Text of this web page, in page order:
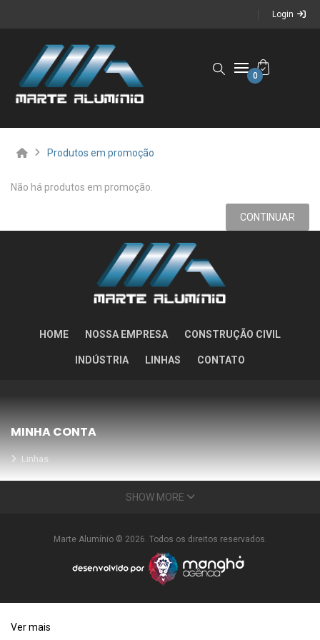
Login
0
Produtos em promoção
Não há produtos em promoção.
CONTINUAR
HOME NOSSA EMPRESA CONSTRUÇÃO CIVIL
INDÚSTRIA LINHAS CONTATO
MINHA CONTA
Linhas
Meus Orçamentos
Condições Especiais
Garantia de Qualidade
SHOW MORE
Marte Alumínio © 2026. Todos os direitos reservados.
Ver mais